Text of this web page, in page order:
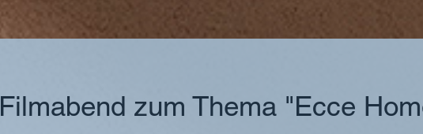
Filmabend zum Thema "Ecce